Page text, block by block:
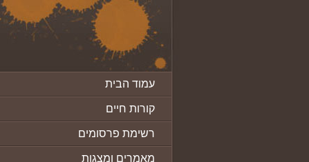
עמוד הבית
קורות חיים
רשימת פרסומים
מאמרים ומצגות